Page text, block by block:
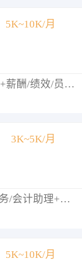
5K~10K/月
人事专员/助理+人事经理/主管+薪酬/绩效/员工关系+培训专员/助理+招聘专员/助理
3K~5K/月
文员+行政专员/助理+后勤+财务/会计助理+出纳
5K~10K/月